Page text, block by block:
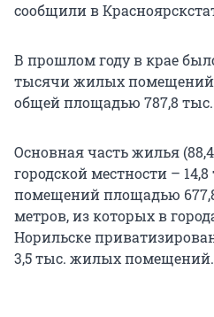
сообщили в
В прошлом году в крае
тысячи жилых помещений
общей площадью 787,8
Основная часть жилья
городской местности –
помещений площадью
метров, из которых в
Норильске
3,5 тыс. жилых помещений.